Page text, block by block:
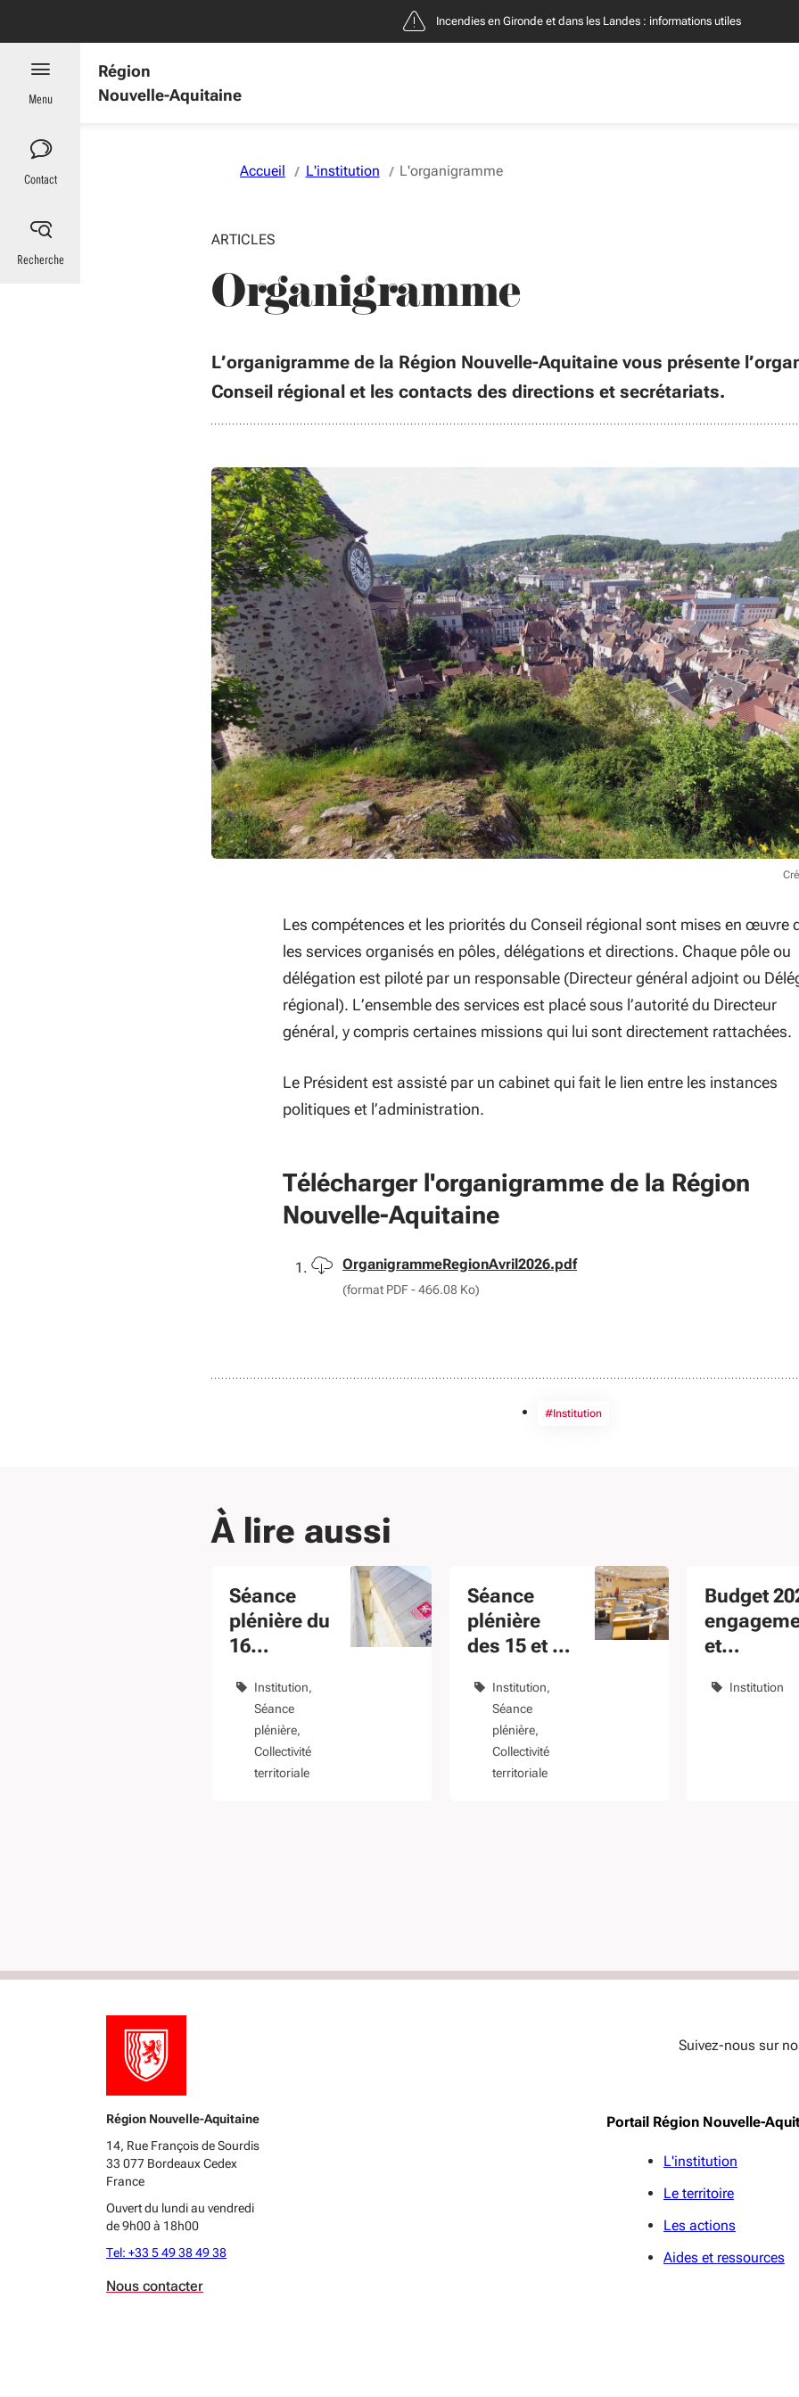
Incendies : entreprises,
Région
Nouvelle-Aquitaine
Menu
Contact
Recherche
Accueil L'institution L'organigramme
ARTICLES
Organigramme
L’organigramme de la Région Nouvelle-Aquitaine vous présente
Conseil régional et les contacts des directions et secrétariats.
Les compétences et les priorités du Conseil régional sont mises en œuvre
les services organisés en pôles, délégations et directions. Chaque pôle ou
délégation est piloté par un responsable (Directeur général adjoint ou
régional). L’ensemble des services est placé sous l’autorité du Directeur
général, y compris certaines missions qui lui sont directement rattachées.
Le Président est assisté par un cabinet qui fait le lien entre les instances
politiques et l’administration.
Télécharger l'organigramme de la Région
Nouvelle-Aquitaine
Télécharger
OrganigrammeRegionAvril2026.pdf
(format PDF - 466.08 Ko)
#Institution
À lire aussi
Séance
plénière du
16
2020Institution
Séance
plénière
Collectivité
territoriale
Séance
plénière
des 15 et 16
2022Institution
Séance
plénière
Collectivité
territoriale
Budget
et
Institution
Région Nouvelle-Aquitaine
14, Rue François de Sourdis
33 077 Bordeaux Cedex
France
Ouvert du lundi au vendredi
de 9h00 à 18h00
Tel: +33 5 49 38 49 38
Nous contacter
Suivez-nous sur
Portail Région Nouvelle-
L'institution
Le territoire
Les actions
Aides et ressources